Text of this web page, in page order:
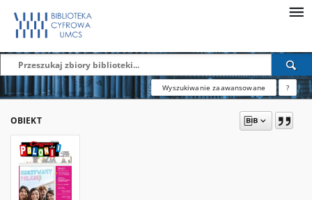
Wyszukiwanie zaawansowane ?
OBIEKT